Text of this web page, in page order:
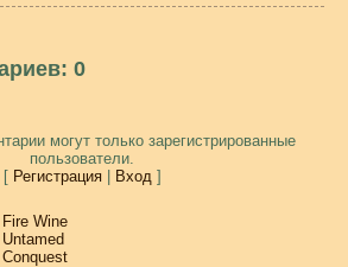
: 0
могут только зарегистрированные
пользователи.
[ Регистрация| Вход]
Wine